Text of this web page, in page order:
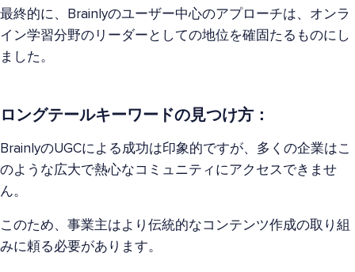
最終的に、Brainlyのユーザー中心のアプローチは、オンラ
イン学習分野のリーダーとしての地位を確固たるものにし
ました。
ロングテールキーワードの見つけ方：
BrainlyのUGCによる成功は印象的ですが、多くの企業はこ
のような広大で熱心なコミュニティにアクセスできませ
ん。
このため、事業主はより伝統的なコンテンツ作成の取り組
みに頼る必要があります。